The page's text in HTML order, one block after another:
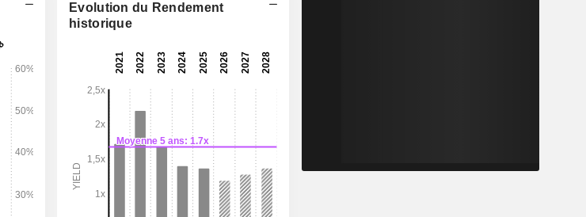
Evolution du Rendement
historique